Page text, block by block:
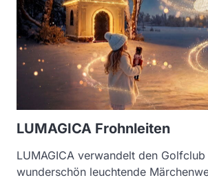
LUMAGICA Frohnleiten
LUMAGICA verwandelt den
wunderschön leuchtende